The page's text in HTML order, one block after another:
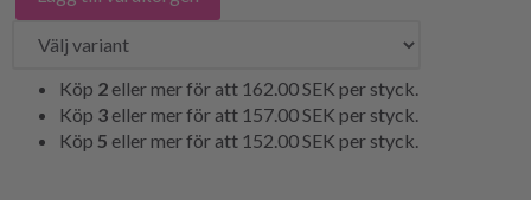
Köp 2 eller mer för att 162.00 SEK per styck.
Köp 3 eller mer för att 157.00 SEK per styck.
Köp 5 eller mer för att 152.00 SEK per styck.